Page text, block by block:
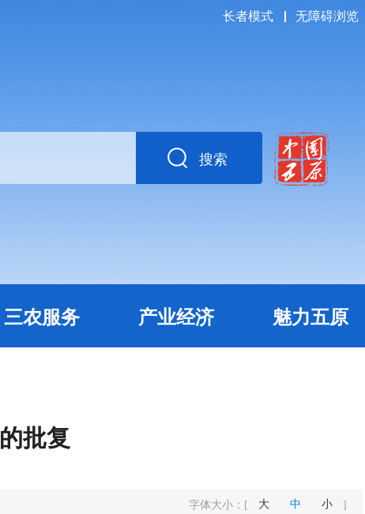
长者模式 无障碍浏览
搜索
三农服务 产业经济 魅力五原
批复
字体大小： [ 大 中 小 ]